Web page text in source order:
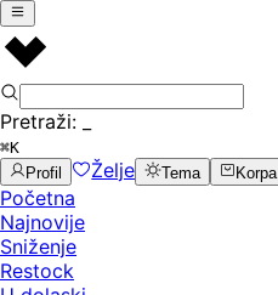
Pretraži:
⌘K
Profil
Želje Tema Korpa
Početna
Najnovije
Sniženje
Restock